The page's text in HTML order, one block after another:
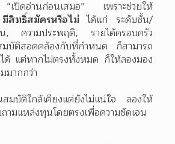
ปิดอ่านก่อนเสมอ” เพราะช่วยให้
มีสิทธิ์สมัครหรือไม่ ได้แก่ ระดับชั้น/
, ความประพฤติ, รายได้ครอบครัว
ติสอดคล้องกับที่กำหนด ก็สามารถ
ได้ แต่หากไม่ตรงทั้งหมด ก็ให้ลองมอง
มากกว่า
มบัติใกล้เคียงแต่ยังไม่แน่ใจ ลองให้
มแหล่งทุนโดยตรงเพื่อความชัดเจน